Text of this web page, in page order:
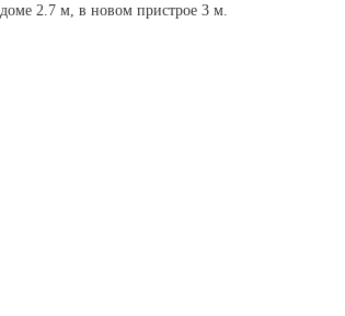
2.7 м, в новом пристрое 3 м.